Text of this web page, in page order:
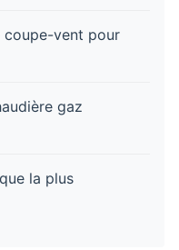
coupe-vent pour
gaz
la plus